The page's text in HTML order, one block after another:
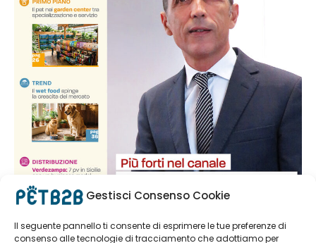
Gestisci Consenso Cookie
Il seguente pannello ti consente di esprimere le tue preferenze di
consenso alle tecnologie di tracciamento che adottiamo per